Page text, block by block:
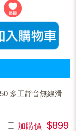
多工靜音無線滑
加購價 $899